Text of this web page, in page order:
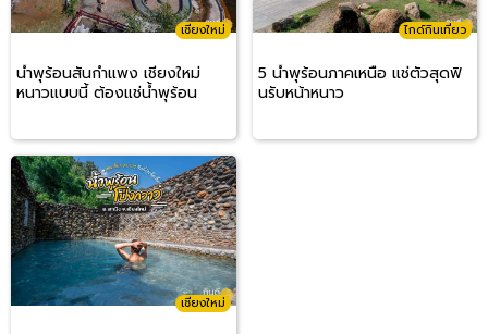
เชียงใหม่
น้ำพุร้อนสันกำแพง เชียงใหม่
หนาวแบบนี้ ต้องแช่น้ำพุร้อน
ไกด์กินเที่ยว
5 น้ำพุร้อนภาคเหนือ แช่ตัวสุดฟิ
นรับหน้าหนาว
เชียงใหม่